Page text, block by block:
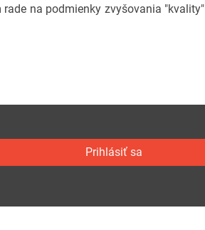
na podmienky zvyšovania "kvality"
Prihlásiť sa